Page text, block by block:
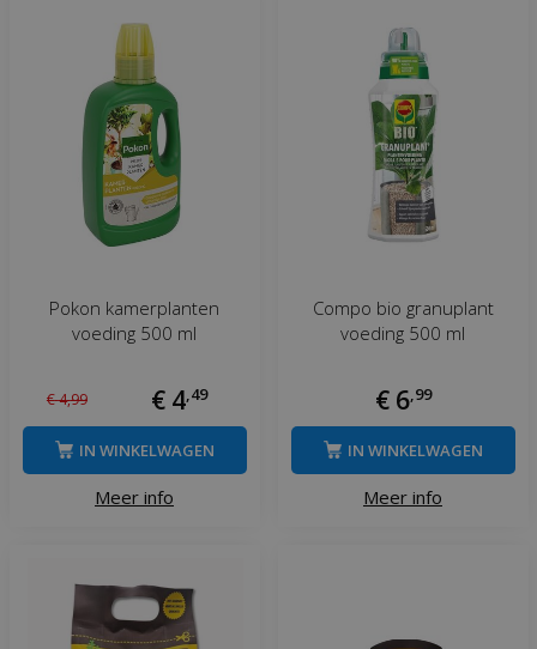
Pokon kamerplanten
voeding 500 ml
€4,99 € 4 49
Meer info
IN WINKELWAGEN
Compo bio granuplant
voeding 500 ml
€ 6 99
Meer info
IN WINKELWAGEN